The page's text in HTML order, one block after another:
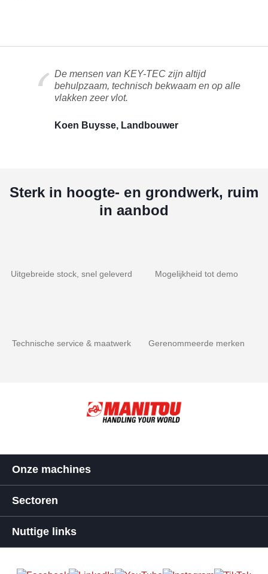
De mensen van KEY-TEC zijn altijd
behulpzaam, technisch bekwaam en op alle
vlakken zeer vlot.
Koen Buysse, Landbouwer
Sterk in hoogte- en grondwerk, ruim
in aanbod
Uitgebreide stock, snel geleverd Mogelijkheid tot demo
Technische service & maatwerk Gerenommeerde merken
Onze machines
Sectoren
Nuttige links